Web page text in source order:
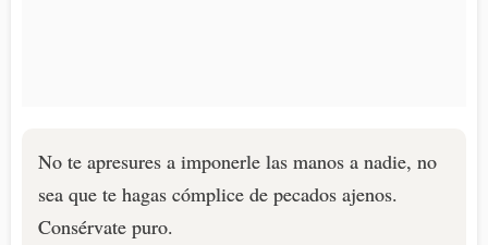
No te apresures a imponerle las manos a nadie, no
sea que te hagas cómplice de pecados ajenos.
Consérvate puro.